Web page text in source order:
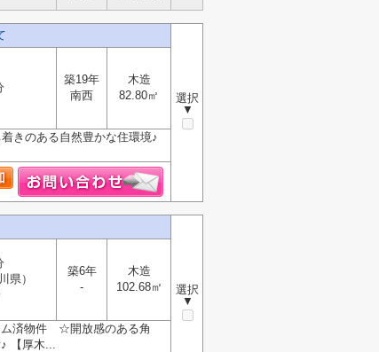
選択
▼
築19年
南西
木造
82.80㎡
のある自然豊かな住環境♪
選択
▼
県）
築6年
-
木造
102.68㎡
済物件 ☆開放感のある角
【厚木...